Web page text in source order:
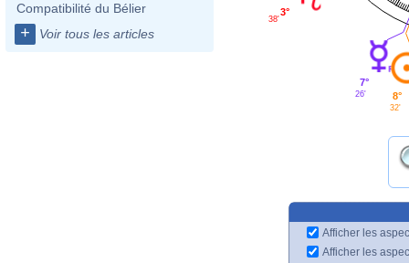
Compatibilité du Bélier
+ Voir tous les articles
3°
38'
7°
26' 8°
32'
Afficher les
Afficher les